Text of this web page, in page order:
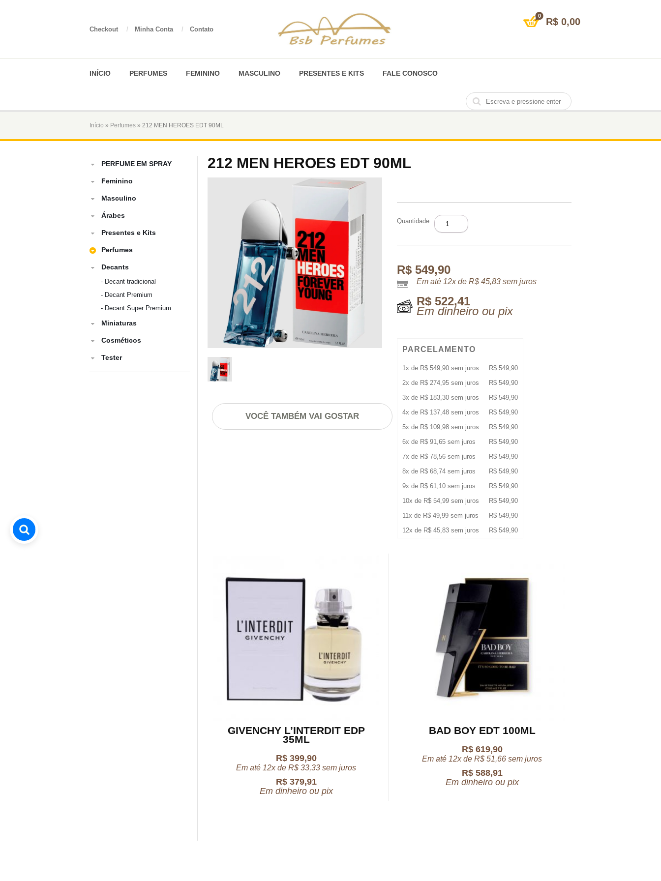
Checkout / Minha Conta / Contato
0
R$ 0,00
INÍCIO PERFUMES FEMININO MASCULINO PRESENTES E KITS FALE CONOSCO
Início » Perfumes » 212 MEN HEROES EDT 90ML
PERFUME EM SPRAY
Feminino
Masculino
Árabes
Presentes e Kits
Perfumes
Decants
- Decant tradicional
- Decant Premium
- Decant Super Premium
Miniaturas
Cosméticos
Tester
212 MEN HEROES EDT 90ML
Quantidade
212
MEN
EDT
quantidade
R$549,90
Em até 12x de R$45,83sem juros
R$522,41
Em dinheiro ou pix
PARCELAMENTO
1x de R$549,90sem juros R$549,90
2x de R$274,95sem juros R$549,90
3x de R$183,30sem juros R$549,90
4x de R$137,48sem juros R$549,90
5x de R$109,98sem juros R$549,90
6x de R$91,65sem juros R$549,90
7x de R$78,56sem juros R$549,90
8x de R$68,74sem juros R$549,90
9x de R$61,10sem juros R$549,90
10x de R$54,99sem juros R$549,90
11x de R$49,99sem juros R$549,90
12x de R$45,83sem juros R$549,90
VOCÊ TAMBÉM VAI GOSTAR
GIVENCHY L’INTERDIT EDP
35ML
R$399,90
Em até 12x deR$ 33,33 sem juros
R$379,91
Em dinheiro ou pix
BAD BOY EDT 100ML
R$619,90
Em até 12x deR$ 51,66 sem juros
R$588,91
Em dinheiro ou pix